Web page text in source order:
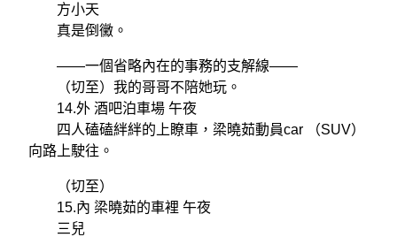
方小天
真是倒黴。
——一個省略內在的事務的支解線——
（切至）我的哥哥不陪她玩。
14.外 酒吧泊車場 午夜
四人磕磕絆絆的上瞭車，梁曉茹動員car （SUV）
向路上駛往。
（切至）
15.內 梁曉茹的車裡 午夜
三兒